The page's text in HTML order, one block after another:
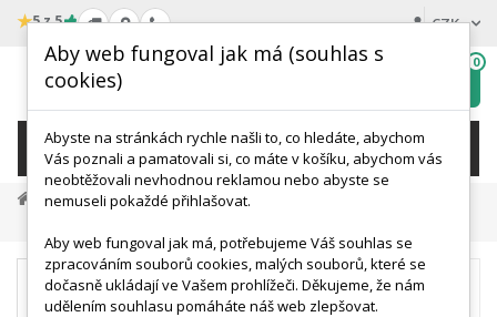
★5 z 5 CZK
wishlist
0
KATEGORIE
Anatomické Modely
Modely Kloubů
Aby web fungoval jak má (souhlas s
cookies)
Abyste na stránkách rychle našli to, co hledáte, abychom
Vás poznali a pamatovali si, co máte v košíku, abychom vás
neobtěžovali nevhodnou reklamou nebo abyste se
nemuseli pokaždé přihlašovat.
Aby web fungoval jak má, potřebujeme Váš souhlas se
zpracováním souborů cookies, malých souborů, které se
dočasně ukládají ve Vašem prohlížeči. Děkujeme, že nám
udělením souhlasu pomáháte náš web zlepšovat.